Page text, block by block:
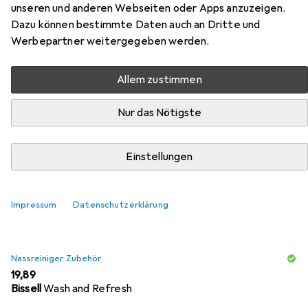
unseren und anderen Webseiten oder Apps anzuzeigen.
Dazu können bestimmte Daten auch an Dritte und
Werbepartner weitergegeben werden.
Allem zustimmen
Nur das Nötigste
Einstellungen
Impressum Datenschutzerklärung
Zubehör für Wecon Home Anna
Hier findest du passendes Zubehör zum Produkt Wecon
Home Anna aus den Kategorien Nassreiniger Zubehör und
Relevanz
Nassreiniger Zubehör
EUR
19,89
BissellWash and Refresh